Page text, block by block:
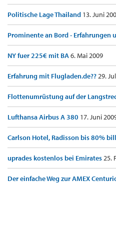
Politische Lage Thailand 13. Juni
Prominente an Bord - Erfahrungen
NY fuer 225€ mit BA6. Mai 2009
Erfahrung mit Flugladen.de??29.
Flottenumrüstung auf der
Lufthansa Airbus A 380 17. Juni
Carlson Hotel, Radisson bis 80%
uprades kostenlos bei Emirates25.
Der einfache Weg zur AMEX